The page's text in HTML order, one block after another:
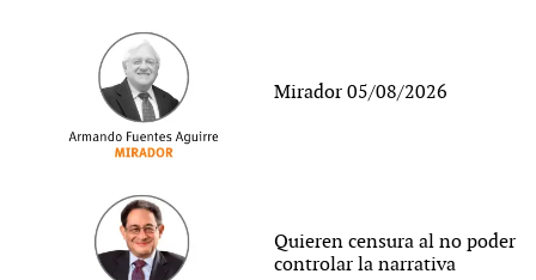
Mirador 05/08/2026
Quieren censura al no poder
controlar la narrativa